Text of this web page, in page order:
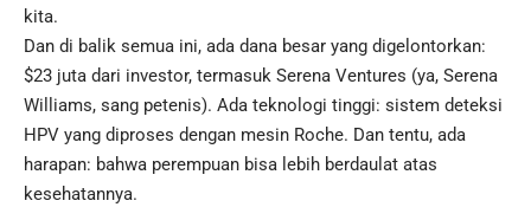
kita.
Dan di balik semua ini, ada dana besar yang digelontorkan:
$23 juta dari investor, termasuk Serena Ventures (ya, Serena
Williams, sang petenis). Ada teknologi tinggi: sistem deteksi
HPV yang diproses dengan mesin Roche. Dan tentu, ada
harapan: bahwa perempuan bisa lebih berdaulat atas
kesehatannya.